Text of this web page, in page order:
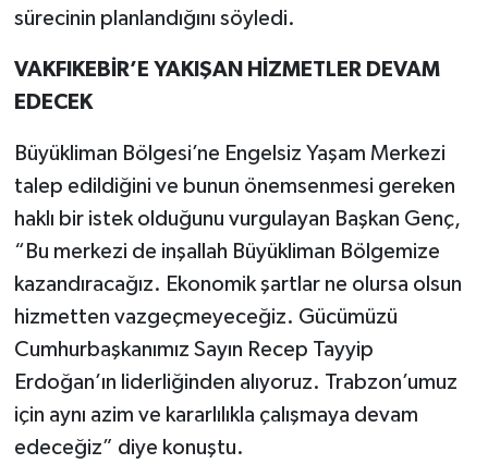
sürecinin planlandığını söyledi.
VAKFIKEBİR’E YAKIŞAN HİZMETLER DEVAM
EDECEK
Büyükliman Bölgesi’ne Engelsiz Yaşam Merkezi
talep edildiğini ve bunun önemsenmesi gereken
haklı bir istek olduğunu vurgulayan Başkan Genç,
“Bu merkezi de inşallah Büyükliman Bölgemize
kazandıracağız. Ekonomik şartlar ne olursa olsun
hizmetten vazgeçmeyeceğiz. Gücümüzü
Cumhurbaşkanımız Sayın Recep Tayyip
Erdoğan’ın liderliğinden alıyoruz. Trabzon’umuz
için aynı azim ve kararlılıkla çalışmaya devam
edeceğiz” diye konuştu.